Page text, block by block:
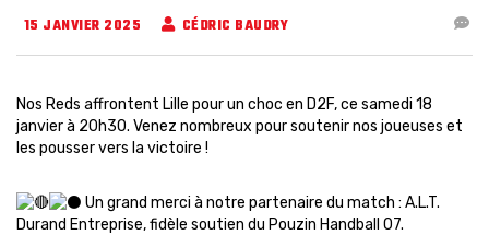
15 JANVIER 2025 CÉDRIC BAUDRY
Nos Reds affrontent Lille pour un choc en D2F, ce samedi 18
janvier à 20h30. Venez nombreux pour soutenir nos joueuses et
les pousser vers la victoire !
Un grand merci à notre partenaire du match : A.L.T.
Durand Entreprise, fidèle soutien du Pouzin Handball 07.